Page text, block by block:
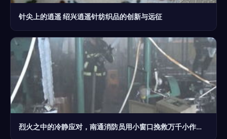
针尖上的逍遥 绍兴逍遥针纺织品的创新与远征
烈火之中的冷静应对，南通消防员用小窗口挽救万千小作坊心跳警报